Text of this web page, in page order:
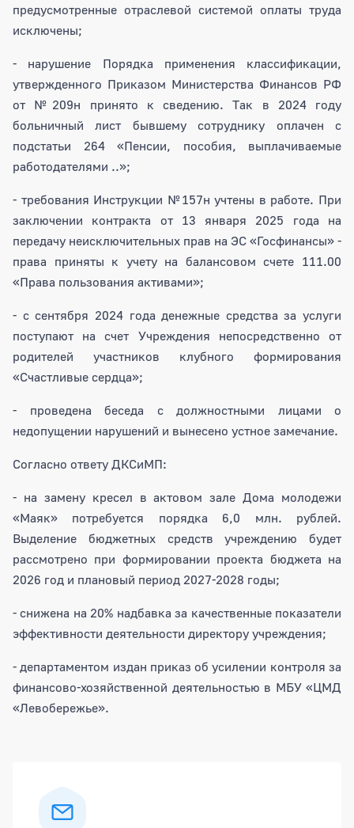
предусмотренные отраслевой системой оплаты труда
исключены;
- нарушение Порядка применения классификации,
утвержденного Приказом Министерства Финансов РФ
от №209н принято к сведению. Так в 2024 году
больничный лист бывшему сотруднику оплачен с
подстатьи 264 «Пенсии, пособия, выплачиваемые
работодателями ..»;
- требования Инструкции №157н учтены в работе. При
заключении контракта от 13 января 2025 года на
передачу неисключительных прав на ЭС «Госфинансы» -
права приняты к учету на балансовом счете 111.00
«Права пользования активами»;
- с сентября 2024 года денежные средства за услуги
поступают на счет Учреждения непосредственно от
родителей участников клубного формирования
«Счастливые сердца»;
- проведена беседа с должностными лицами о
недопущении нарушений и вынесено устное замечание.
Согласно ответу ДКСиМП:
- на замену кресел в актовом зале Дома молодежи
«Маяк» потребуется порядка 6,0 млн. рублей.
Выделение бюджетных средств учреждению будет
рассмотрено при формировании проекта бюджета на
2026 год и плановый период 2027-2028 годы;
- снижена на 20% надбавка за качественные показатели
эффективности деятельности директору учреждения;
- департаментом издан приказ об усилении контроля за
финансово-хозяйственной деятельностью в МБУ «ЦМД
«Левобережье».